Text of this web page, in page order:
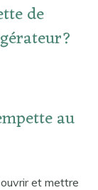
de
au
et mettre